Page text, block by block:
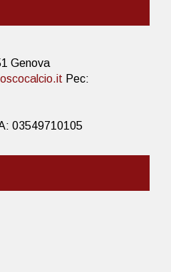
Genova
Pec:
03549710105